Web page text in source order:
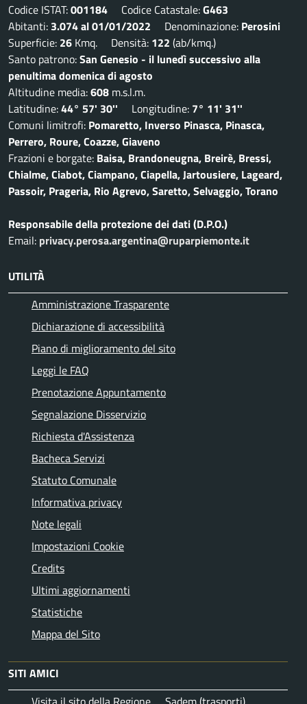
Codice ISTAT:001184 Codice Catastale:G463
Abitanti: 3.074 al 01/01/2022 Denominazione: Perosini
Superficie: 26 Kmq. Densità: 122 (ab/kmq.)
Santo patrono:San Genesio - il lunedì successivo alla
penultima domenica di agosto
Altitudine media:608 m.s.l.m.
Latitudine:44° 57' 30'' Longitudine: 7° 11' 31''
Comuni limitrofi: Pomaretto, Inverso Pinasca, Pinasca,
Perrero, Roure, Coazze, Giaveno
Frazioni e borgate: Baisa, Brandoneugna, Breirè, Bressi,
Chialme, Ciabot, Ciampano, Ciapella, Jartousiere, Lageard,
Passoir, Prageria, Rio Agrevo, Saretto, Selvaggio, Torano
Responsabile della protezione dei dati (D.P.O.)
Email: privacy.perosa.argentina@ruparpiemonte.it
UTILITÀ
Amministrazione Trasparente
Dichiarazione di accessibilità
Piano di miglioramento del sito
Leggi le FAQ
Prenotazione Appuntamento
Segnalazione Disservizio
Richiesta d'Assistenza
Bacheca Servizi
Statuto Comunale
Informativa privacy
Note legali
Impostazioni Cookie
Credits
Ultimi aggiornamenti
Statistiche
Mappa del Sito
SITI AMICI